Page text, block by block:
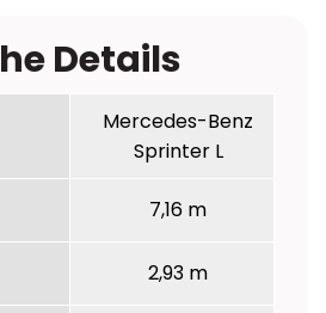
Details
Mercedes-Benz
Sprinter L
7,16 m
2,93 m